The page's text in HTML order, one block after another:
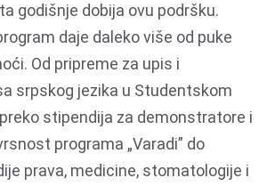
godišnje dobija ovu podršku.
daje daleko više od puke
Od pripreme za upis i
srpskog jezika u Studentskom
preko stipendija za demonstratore i
programa „Varadi” do
prava, medicine, stomatologije i